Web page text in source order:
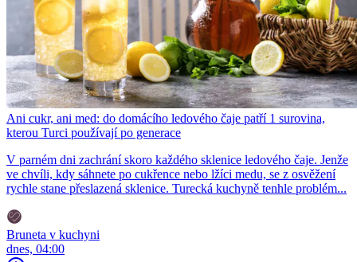
Ani cukr, ani med: do domácího ledového čaje patří 1 surovina,
kterou Turci používají po generace
V parném dni zachrání skoro každého sklenice ledového čaje. Jenže
ve chvíli, kdy sáhnete po cukřence nebo lžíci medu, se z osvěžení
rychle stane přeslazená sklenice. Turecká kuchyně tenhle problém...
Bruneta v kuchyni
dnes, 04:00